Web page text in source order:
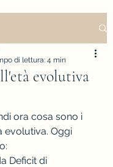
evolutiva
di lettura: 4 min
ora cosa sono i
evolutiva. Oggi
Deficit di